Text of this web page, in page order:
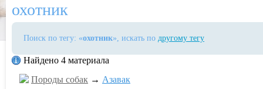
охотник
Поиск по тегу: «охотник», искать по другому тегу
Найдено 4 материала
Породы собак → Азавак